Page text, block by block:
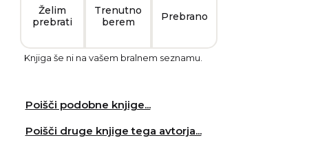
Želim
prebrati
Trenutno
berem
Prebrano
Knjiga še ni na vašem bralnem seznamu.
Poišči podobne knjige...
Poišči druge knjige tega avtorja...